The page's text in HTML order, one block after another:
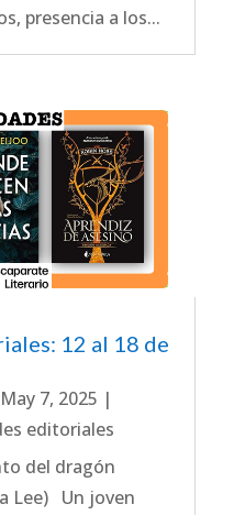
presencia a los...
12 al 18 de
May 7, 2025 |
editoriales
del dragón
Lee) Un joven